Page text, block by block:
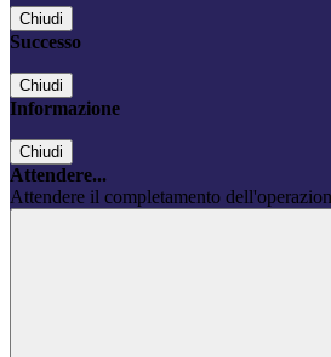
Chiudi
Successo
Chiudi
Informazione
Chiudi
Attendere...
Attendere il completamento